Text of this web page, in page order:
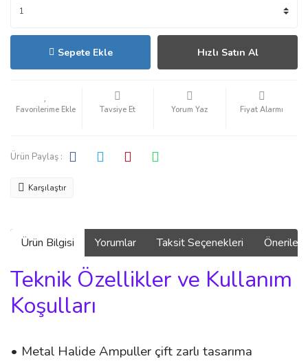
Sepete Ekle Hızlı Satın Al
Tavsiye Et Yorum Yaz Fiyat Alarmı
Ürün Paylaş :
Karşılaştır
Ürün Bilgisi Yorumlar Taksit Seçenekleri
Teknik Özellikler ve Kullanım
Koşulları
• Metal Halide Ampuller çift zarlı tasarıma